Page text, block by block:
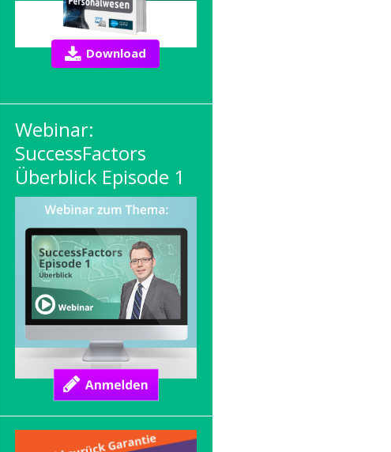
Download
Webinar:
SuccessFactors
Überblick Episode 1